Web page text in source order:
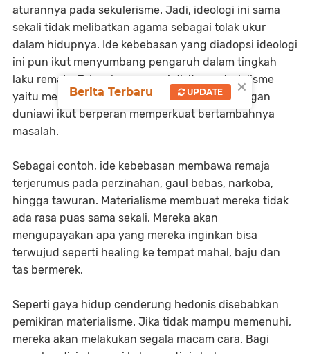
aturannya pada sekulerisme. Jadi, ideologi ini sama
sekali tidak melibatkan agama sebagai tolak ukur
dalam hidupnya. Ide kebebasan yang diadopsi ideologi
ini pun ikut menyumbang pengaruh dalam tingkah
laku remaja. Tak cukup sampai disitu, materialisme
yaitu menyandarkan segala hal pada kesenangan
duniawi ikut berperan memperkuat bertambahnya
masalah.
Sebagai contoh, ide kebebasan membawa remaja
terjerumus pada perzinahan, gaul bebas, narkoba,
hingga tawuran. Materialisme membuat mereka tidak
ada rasa puas sama sekali. Mereka akan
mengupayakan apa yang mereka inginkan bisa
terwujud seperti healing ke tempat mahal, baju dan
tas bermerek.
Seperti gaya hidup cenderung hedonis disebabkan
pemikiran materialisme. Jika tidak mampu memenuhi,
mereka akan melakukan segala macam cara. Bagi
×
Berita Terbaru UPDATE